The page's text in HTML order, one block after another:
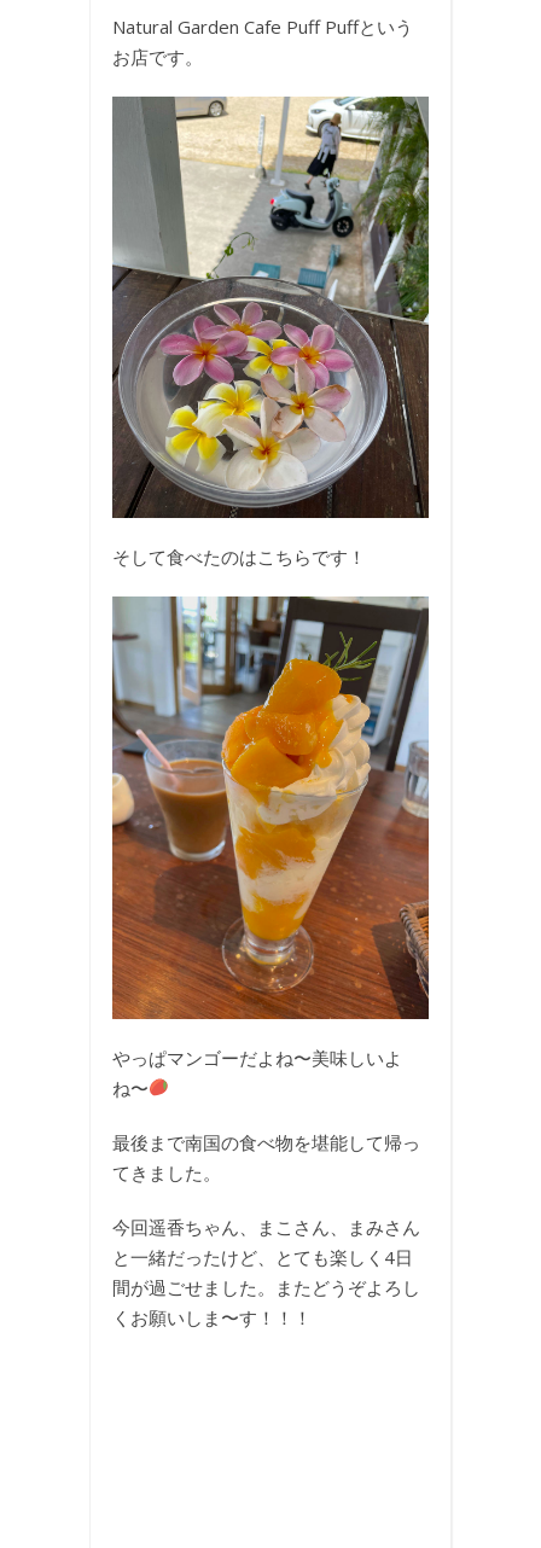
Natural Garden Cafe Puff Puffという
お店です。
そして食べたのはこちらです！
やっぱマンゴーだよね〜美味しいよ
ね〜
最後まで南国の食べ物を堪能して帰っ
てきました。
今回遥香ちゃん、まこさん、まみさん
と一緒だったけど、とても楽しく4日
間が過ごせました。またどうぞよろし
くお願いしま〜す！！！